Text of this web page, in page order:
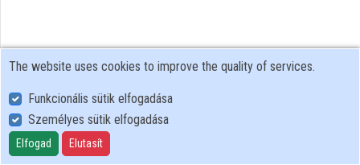
User Policy
Adatkezelési tájékoztató (en)
Cookie Policy
The website uses cookies to improve the quality of services.
Funkcionális sütik elfogadása
Személyes sütik elfogadása
Elfogad Elutasít